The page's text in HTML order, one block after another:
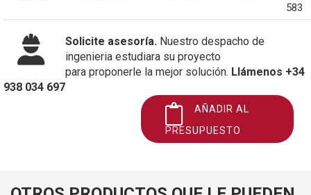
583
Solicite asesoría. Nuestro despacho de
ingenieria estudiara su proyecto
para proponerle la mejor solución. Llámenos +34
938 034 697
AÑADIR AL
PRESUPUESTO